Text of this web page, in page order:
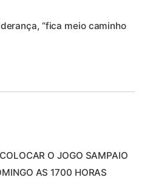
“fica meio caminho
O JOGO SAMPAIO
AS 1700 HORAS